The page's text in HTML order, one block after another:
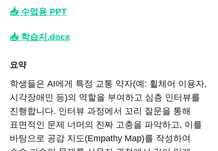
📥 수업용 PPT
📥 학습지.docx
요약
학생들은 AI에게 특정 교통 약자(예: 휠체어 이용자,
시각장애인 등)의 역할을 부여하고 심층 인터뷰를
진행합니다. 인터뷰 과정에서 꼬리 질문을 통해
표면적인 문제 너머의 진짜 고충을 파악하고, 이를
바탕으로 공감 지도(Empathy Map)를 작성하여